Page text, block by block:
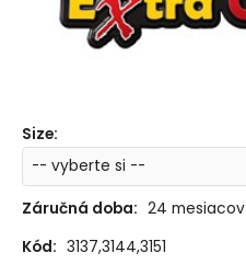
Size:
Záručná doba: 24 mesiacov
Kód: 3137,3144,3151